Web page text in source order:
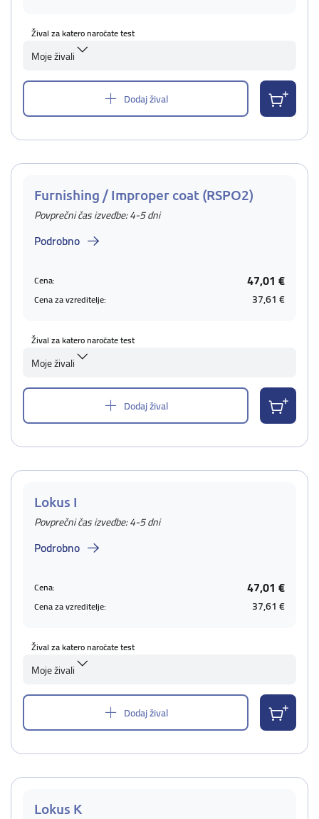
Žival za katero naročate test
Moje živali
Dodaj žival
Furnishing / Improper coat (RSPO2)
Povprečni čas izvedbe: 4-5 dni
Podrobno
Cena: 47,01 €
Cena za vzreditelje: 37,61 €
Žival za katero naročate test
Moje živali
Dodaj žival
Lokus I
Povprečni čas izvedbe: 4-5 dni
Podrobno
Cena: 47,01 €
Cena za vzreditelje: 37,61 €
Žival za katero naročate test
Moje živali
Dodaj žival
Lokus K